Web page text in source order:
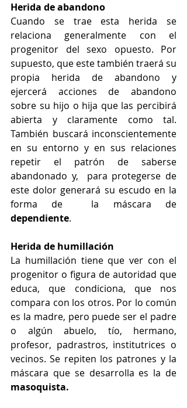
Herida de abandono
Cuando se trae esta herida se
relaciona generalmente con el
progenitor del sexo opuesto. Por
supuesto, que este también traerá su
propia herida de abandono y
ejercerá acciones de abandono
sobre su hijo o hija que las percibirá
abierta y claramente como tal.
También buscará inconscientemente
en su entorno y en sus relaciones
repetir el patrón de saberse
abandonado y,  para protegerse de
este dolor generará su escudo en la
dependiente.
Herida de humillación
La humillación tiene que ver con el
progenitor o figura de autoridad que
educa, que condiciona, que nos
compara con los otros. Por lo común
es la madre, pero puede ser el padre
o algún abuelo, tío, hermano,
profesor, padrastros, institutrices o
vecinos. Se repiten los patrones y la
masoquista.